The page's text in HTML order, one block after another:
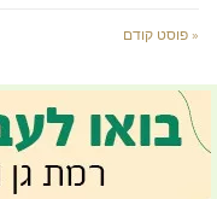
« פוסט קודם